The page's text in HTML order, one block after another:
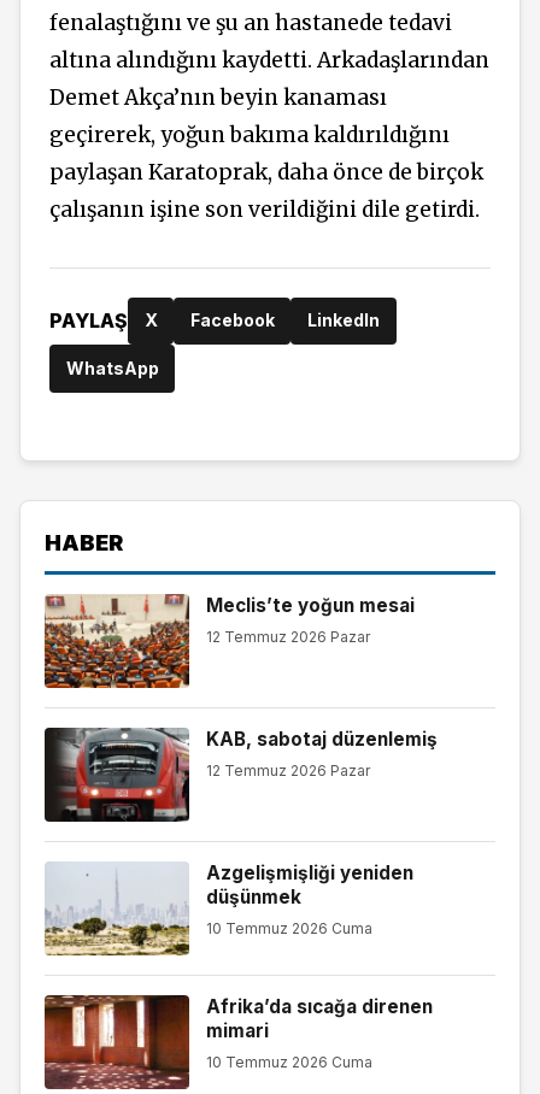
fenalaştığını ve şu an hastanede tedavi
altına alındığını kaydetti. Arkadaşlarından
Demet Akça’nın beyin kanaması
geçirerek, yoğun bakıma kaldırıldığını
paylaşan Karatoprak, daha önce de birçok
çalışanın işine son verildiğini dile getirdi.
PAYLAŞ X Facebook LinkedIn
WhatsApp
HABER
Meclis’te yoğun mesai
12 Temmuz 2026 Pazar
KAB, sabotaj düzenlemiş
12 Temmuz 2026 Pazar
Azgelişmişliği yeniden
düşünmek
10 Temmuz 2026 Cuma
Afrika’da sıcağa direnen
mimari
10 Temmuz 2026 Cuma